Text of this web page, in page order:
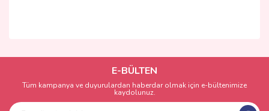
Yorum Yaz
kullanarak tarafımıza iletebilirsiniz.
Görüş ve önerileriniz için teşekkür ederiz.
E-BÜLTEN
Tüm kampanya ve duyurulardan haberdar olmak için e-bültenimize
kaydolunuz.